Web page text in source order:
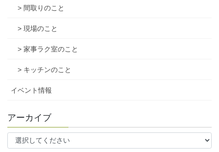
> 間取りのこと
> 現場のこと
> 家事ラク室のこと
> キッチンのこと
イベント情報
アーカイブ